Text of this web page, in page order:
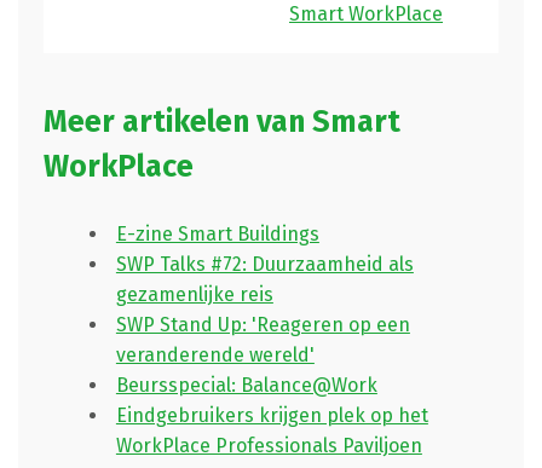
Smart WorkPlace
Meer artikelen van Smart
WorkPlace
E-zine Smart Buildings
SWP Talks #72: Duurzaamheid als
gezamenlijke reis
SWP Stand Up: 'Reageren op een
veranderende wereld'
Beursspecial: Balance@Work
Eindgebruikers krijgen plek op het
WorkPlace Professionals Paviljoen